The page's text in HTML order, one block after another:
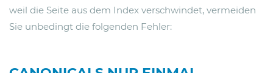
weil die Seite aus dem Index verschwindet, vermeiden
Sie unbedingt die folgenden Fehler: